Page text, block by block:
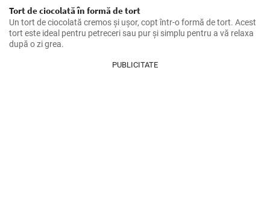
Tort de ciocolată în formă de tort
Un tort de ciocolată cremos și ușor, copt într-o formă de tort. Acest
tort este ideal pentru petreceri sau pur și simplu pentru a vă relaxa
după o zi grea.
PUBLICITATE